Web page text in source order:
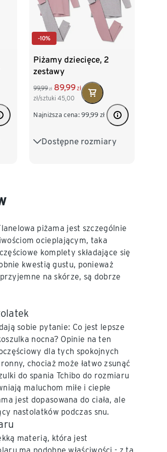
-10%
Piżamy dziecięce, 2
zestawy
99,99 zł 89,99zł
zł/sztuki45,00
Najniższa cena: 99,99 zł
Dostępne rozmiary
122/128 134/140
piżama jest szczególnie
ocieplającym, taka
komplety składające się
kwestią gustu, ponieważ
na skórze, są dobrze
sobie pytanie: Co jest lepsze
nocna? Opinie na ten
dla tych spokojnych
chociaż może łatwo zsunąć
do spania Tchibo do rozmiaru
maluchom miłe i ciepłe
jest dopasowana do ciała, ale
nastolatków podczas snu.
materią, która jest